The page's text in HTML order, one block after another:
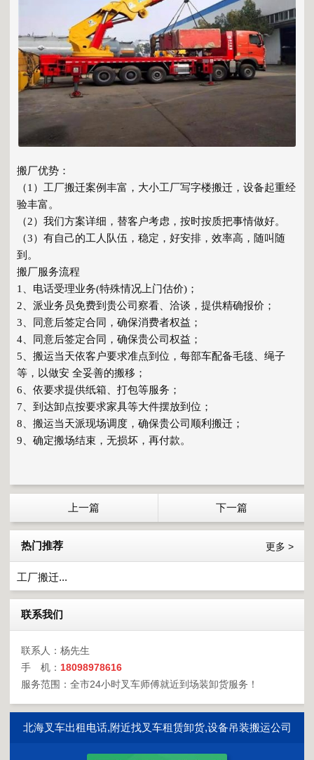
搬厂优势：
（1）工厂搬迁案例丰富，大小工厂写字楼搬迁，设备起重经
验丰富。
（2）我们方案详细，替客户考虑，按时按质把事情做好。
（3）有自己的工人队伍，稳定，好安排，效率高，随叫随
到。
搬厂服务流程
1、电话受理业务(特殊情况上门估价)；
2、派业务员免费到贵公司察看、洽谈，提供精确报价；
3、同意后签定合同，确保消费者权益；
4、同意后签定合同，确保贵公司权益；
5、搬运当天依客户要求准点到位，每部车配备毛毯、绳子
等，以做安 全妥善的搬移；
6、依要求提供纸箱、打包等服务；
7、到达卸点按要求家具等大件摆放到位；
8、搬运当天派现场调度，确保贵公司顺利搬迁；
9、确定搬场结束，无损坏，再付款。
上一篇 下一篇
热门推荐 更多 >
工厂搬迁...
联系我们
联系人：杨先生
手 机： 18098978616
服务范围：全市24小时叉车师傅就近到场装卸货服务！
北海叉车出租电话,附近找叉车租赁卸货,设备吊装搬运公司